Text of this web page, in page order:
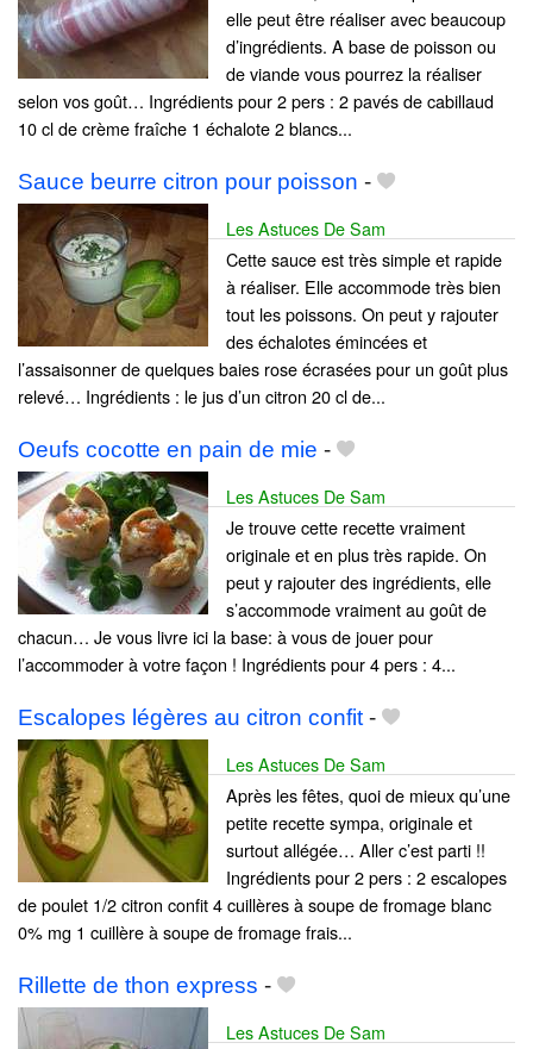
elle peut être réaliser avec beaucoup
d’ingrédients. A base de poisson ou
de viande vous pourrez la réaliser
selon vos goût… Ingrédients pour 2 pers : 2 pavés de cabillaud
10 cl de crème fraîche 1 échalote 2 blancs...
Sauce beurre citron pour poisson -
Les Astuces De Sam
Cette sauce est très simple et rapide
à réaliser. Elle accommode très bien
tout les poissons. On peut y rajouter
des échalotes émincées et
l’assaisonner de quelques baies rose écrasées pour un goût plus
relevé… Ingrédients : le jus d’un citron 20 cl de...
Oeufs cocotte en pain de mie -
Les Astuces De Sam
Je trouve cette recette vraiment
originale et en plus très rapide. On
peut y rajouter des ingrédients, elle
s’accommode vraiment au goût de
chacun… Je vous livre ici la base: à vous de jouer pour
l’accommoder à votre façon ! Ingrédients pour 4 pers : 4...
Escalopes légères au citron confit-
Les Astuces De Sam
Après les fêtes, quoi de mieux qu’une
petite recette sympa, originale et
surtout allégée… Aller c’est parti !!
Ingrédients pour 2 pers : 2 escalopes
de poulet 1/2 citron confit 4 cuillères à soupe de fromage blanc
0% mg 1 cuillère à soupe de fromage frais...
Rillette de thon express -
Les Astuces De Sam